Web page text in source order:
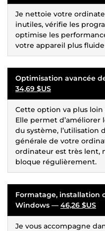
Je nettoie votre
inutiles, vérifie les
optimise les
votre appareil plus
Optimisation avancée
34,69 $US
Cette option va plus
Elle permet d’améliorer
du système, l’utilisation
générale de votre
ordinateur est très lent,
bloque régulièrement.
Formatage, installation
Windows — 46,26 $US
Je vous accompagne